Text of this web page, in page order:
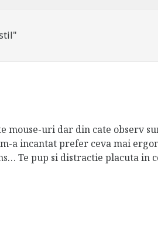
mouse-uri dar din cate observ
a incantat prefer ceva mai
Te pup si distractie placuta in